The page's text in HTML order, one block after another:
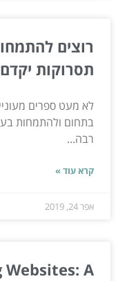
רוצים
תסרוקות
לא מעט ספרים
בתחום ולהתמחות
רבה...
קרא עוד »
אפר 24, 2019
A